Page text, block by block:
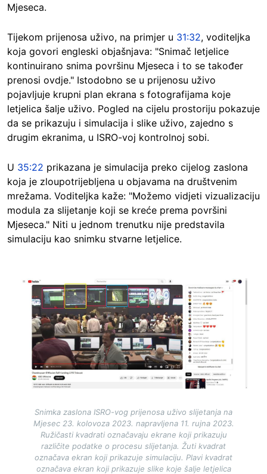
Mjeseca.
Tijekom prijenosa uživo, na primjer u 31:32, voditeljka
koja govori engleski objašnjava: "Snimač letjelice
kontinuirano snima površinu Mjeseca i to se također
prenosi ovdje." Istodobno se u prijenosu uživo
pojavljuje krupni plan ekrana s fotografijama koje
letjelica šalje uživo. Pogled na cijelu prostoriju pokazuje
da se prikazuju i simulacija i slike uživo, zajedno s
drugim ekranima, u ISRO-voj kontrolnoj sobi.
U 35:22 prikazana je simulacija preko cijelog zaslona
koja je zloupotrijebljena u objavama na društvenim
mrežama. Voditeljka kaže: "Možemo vidjeti vizualizaciju
modula za slijetanje koji se kreće prema površini
Mjeseca." Niti u jednom trenutku nije predstavila
simulaciju kao snimku stvarne letjelice.
Image
Snimka zaslona ISRO-vog prijenosa uživo slijetanja na
Mjesec 23. kolovoza 2023. napravljena 11. rujna 2023.
Ružičasti kvadrati označavaju ekrane koji prikazuju
različite podatke o procesu slijetanja. Žuti kvadrat
označava ekran koji prikazuje simulaciju. Plavi kvadrat
označava ekran koji prikazuje slike koje šalje letjelica